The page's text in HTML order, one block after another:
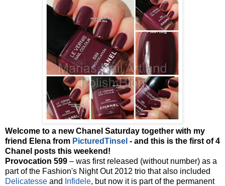
Welcome to a new Chanel Saturday together with my
friend Elena from PicturedTinsel - and this is the first of 4
Chanel posts this weekend !
Provocation 599 – was first released (without number) as a
part of the Fashion's Night Out 2012 trio that also included
Delicatesse and Infidele, but now it is part of the permanent